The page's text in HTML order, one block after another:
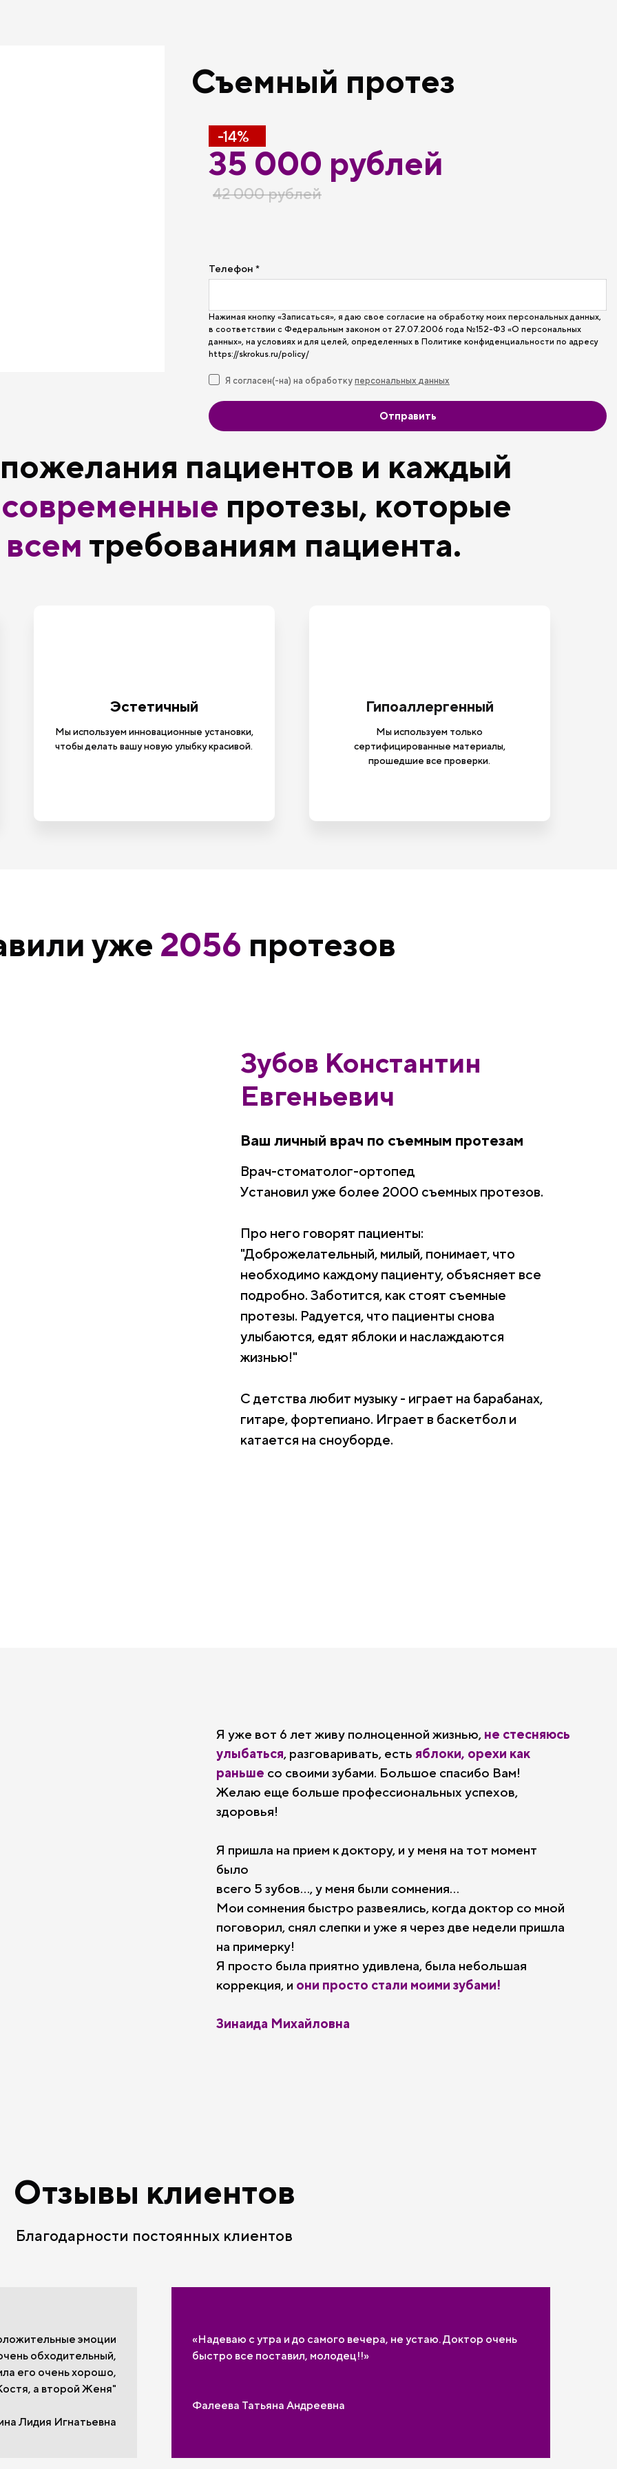
-14%
42 000 рублей
35 000 рублей
Съемный протез
Телефон *
Нажимая кнопку «Записаться», я даю свое согласие на обработку моих персональных данных,
в соответствии с Федеральным законом от 27.07.2006 года №152-ФЗ «О персональных
данных», на условиях и для целей, определенных в Политике конфиденциальности по адресу
https://skrokus.ru/policy/
Отправить
Я согласен(-на) на обработку персональных данных
пациентов и каждый
современные протезы, которые
всем требованиям пациента.
Эстетичный
Мы используем инновационные установки,
чтобы делать вашу новую улыбку красивой.
Гипоаллергенный
Мы используем только
сертифицированные материалы,
прошедшие все проверки.
уже 2056 протезов
Зубов Константин
Евгеньевич
Ваш личный врач по съемным протезам
Врач-стоматолог-ортопед
Установил уже более 2000 съемных протезов.
Про него говорят пациенты:
"Доброжелательный, милый, понимает, что
необходимо каждому пациенту, объясняет все
подробно. Заботится, как стоят съемные
протезы. Радуется, что пациенты снова
улыбаются, едят яблоки и наслаждаются
жизнью!"
С детства любит музыку - играет на барабанах,
гитаре, фортепиано. Играет в баскетбол и
катается на сноуборде.
Я уже вот 6 лет живу полноценной жизнью, не стесняюсь
улыбаться, разговаривать, есть яблоки, орехи как
раньше со своими зубами. Большое спасибо Вам!
Желаю еще больше профессиональных успехов,
здоровья!
Я пришла на прием к доктору, и у меня на тот момент
было
всего 5 зубов..., у меня были сомнения...
Мои сомнения быстро развеялись, когда доктор со мной
поговорил, снял слепки и уже я через две недели пришла
на примерку!
Я просто была приятно удивлена, была небольшая
коррекция, и они просто стали моими зубами!
Зинаида Михайловна
Отзывы клиентов
Благодарности постоянных клиентов
эмоции
обходительный,
его очень хорошо,
а второй Женя"
Лидия Игнатьевна
«Надеваю с утра и до самого вечера, не устаю. Доктор очень
быстро все поставил, молодец!!»
Фалеева Татьяна Андреевна